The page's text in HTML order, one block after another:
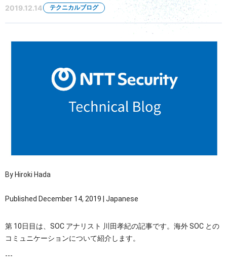
セキュリティ管理
OTセキュリティ
IoTプロダクトセキュリティ
セキュリティナレッジ
ニュース
2019.12.14 テクニカルブログ
By Hiroki Hada
Published December 14, 2019 | Japanese
第 10日目は、SOC アナリスト 川田孝紀の記事です。海外 SOC との
コミュニケーションについて紹介します。
---